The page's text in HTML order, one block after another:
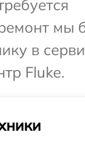
мы
в
Fluke.